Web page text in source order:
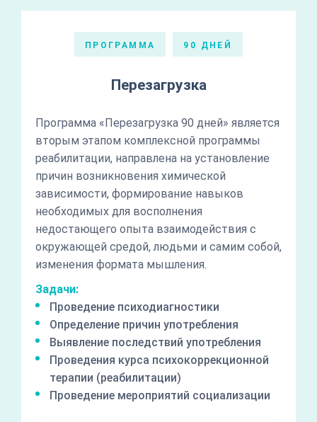
ПРОГРАММА 90 ДНЕЙ
Перезагрузка
Программа «Перезагрузка 90 дней» является
вторым этапом комплексной программы
реабилитации, направлена на установление
причин возникновения химической
зависимости, формирование навыков
необходимых для восполнения
недостающего опыта взаимодействия с
окружающей средой, людьми и самим собой,
изменения формата мышления.
Задачи:
Проведение психодиагностики
Определение причин употребления
Выявление последствий употребления
Проведения курса психокоррекционной
терапии (реабилитации)
Проведение мероприятий социализации